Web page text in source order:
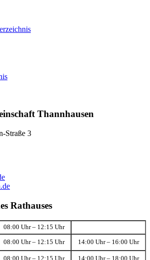
Thannhausen
Straße 3
Rathauses
08:00 Uhr – 12:15 Uhr
08:00 Uhr – 12:15 Uhr 14:00 Uhr – 16:00 Uhr